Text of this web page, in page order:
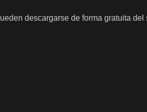
descargarse de forma gratuita